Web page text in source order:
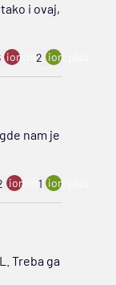
i ovaj,
ion:minus
2 ion:plus
nam je
ion:minus
1 ion:plus
Treba ga